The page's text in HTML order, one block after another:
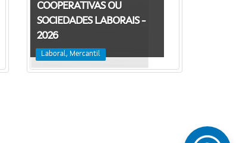
COOPERATIVAS OU
SOCIEDADES LABORAIS -
2026
Laboral, Mercantil